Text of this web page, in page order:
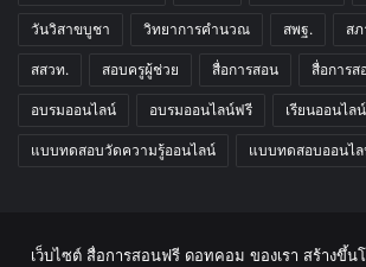
วันวิสาขบูชา วิทยาการคำนวณ สพฐ. ส
สสวท. สอบครูผู้ช่วย สื่อการสอน สื่อการส
อบรมออนไลน์ อบรมออนไลน์ฟรี เรียนออนไลน์
แบบทดสอบวัดความรู้ออนไลน์ แบบทดสอบออนไ
เว็บไซต์ สื่อการสอนฟรี ดอทคอม ของเรา สร้างขึ้น